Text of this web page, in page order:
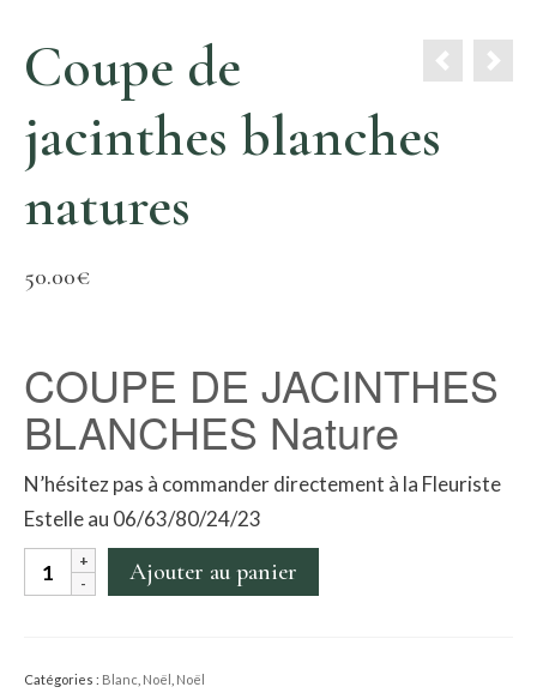
Coupe de
jacinthes blanches
natures
50.00€
COUPE DE JACINTHES
BLANCHES Nature
N’hésitez pas à commander directement à la Fleuriste
Estelle au 06/63/80/24/23
quantité
de
Ajouter au panier
Catégories : Blanc Noël Noël